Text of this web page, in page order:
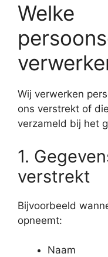
Welke
Wij verwerken
ons verstrekt of
verzameld bij het
1.
verstrekt
Bijvoorbeeld
opneemt:
Naam